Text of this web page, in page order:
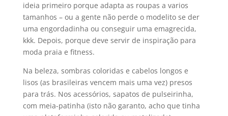
ideia primeiro porque adapta as roupas a varios
tamanhos – ou a gente não perde o modelito se der
uma engordadinha ou conseguir uma emagrecida,
kkk. Depois, porque deve servir de inspiração para
moda praia e fitness.
Na beleza, sombras coloridas e cabelos longos e
lisos (as brasileiras vencem mais uma vez) presos
para trás. Nos acessórios, sapatos de pulseirinha,
com meia-patinha (isto não garanto, acho que tinha